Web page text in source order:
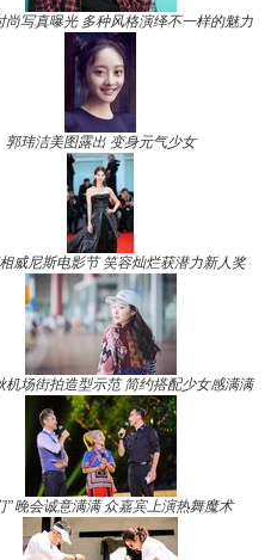
尚写真曝光 多种风格演绎不一样的魅力
郭玮洁美图露出 变身元气少女
威尼斯电影节 笑容灿烂获潜力新人奖
机场街拍造型示范 简约搭配少女感满满
”晚会诚意满满 众嘉宾上演热舞魔术